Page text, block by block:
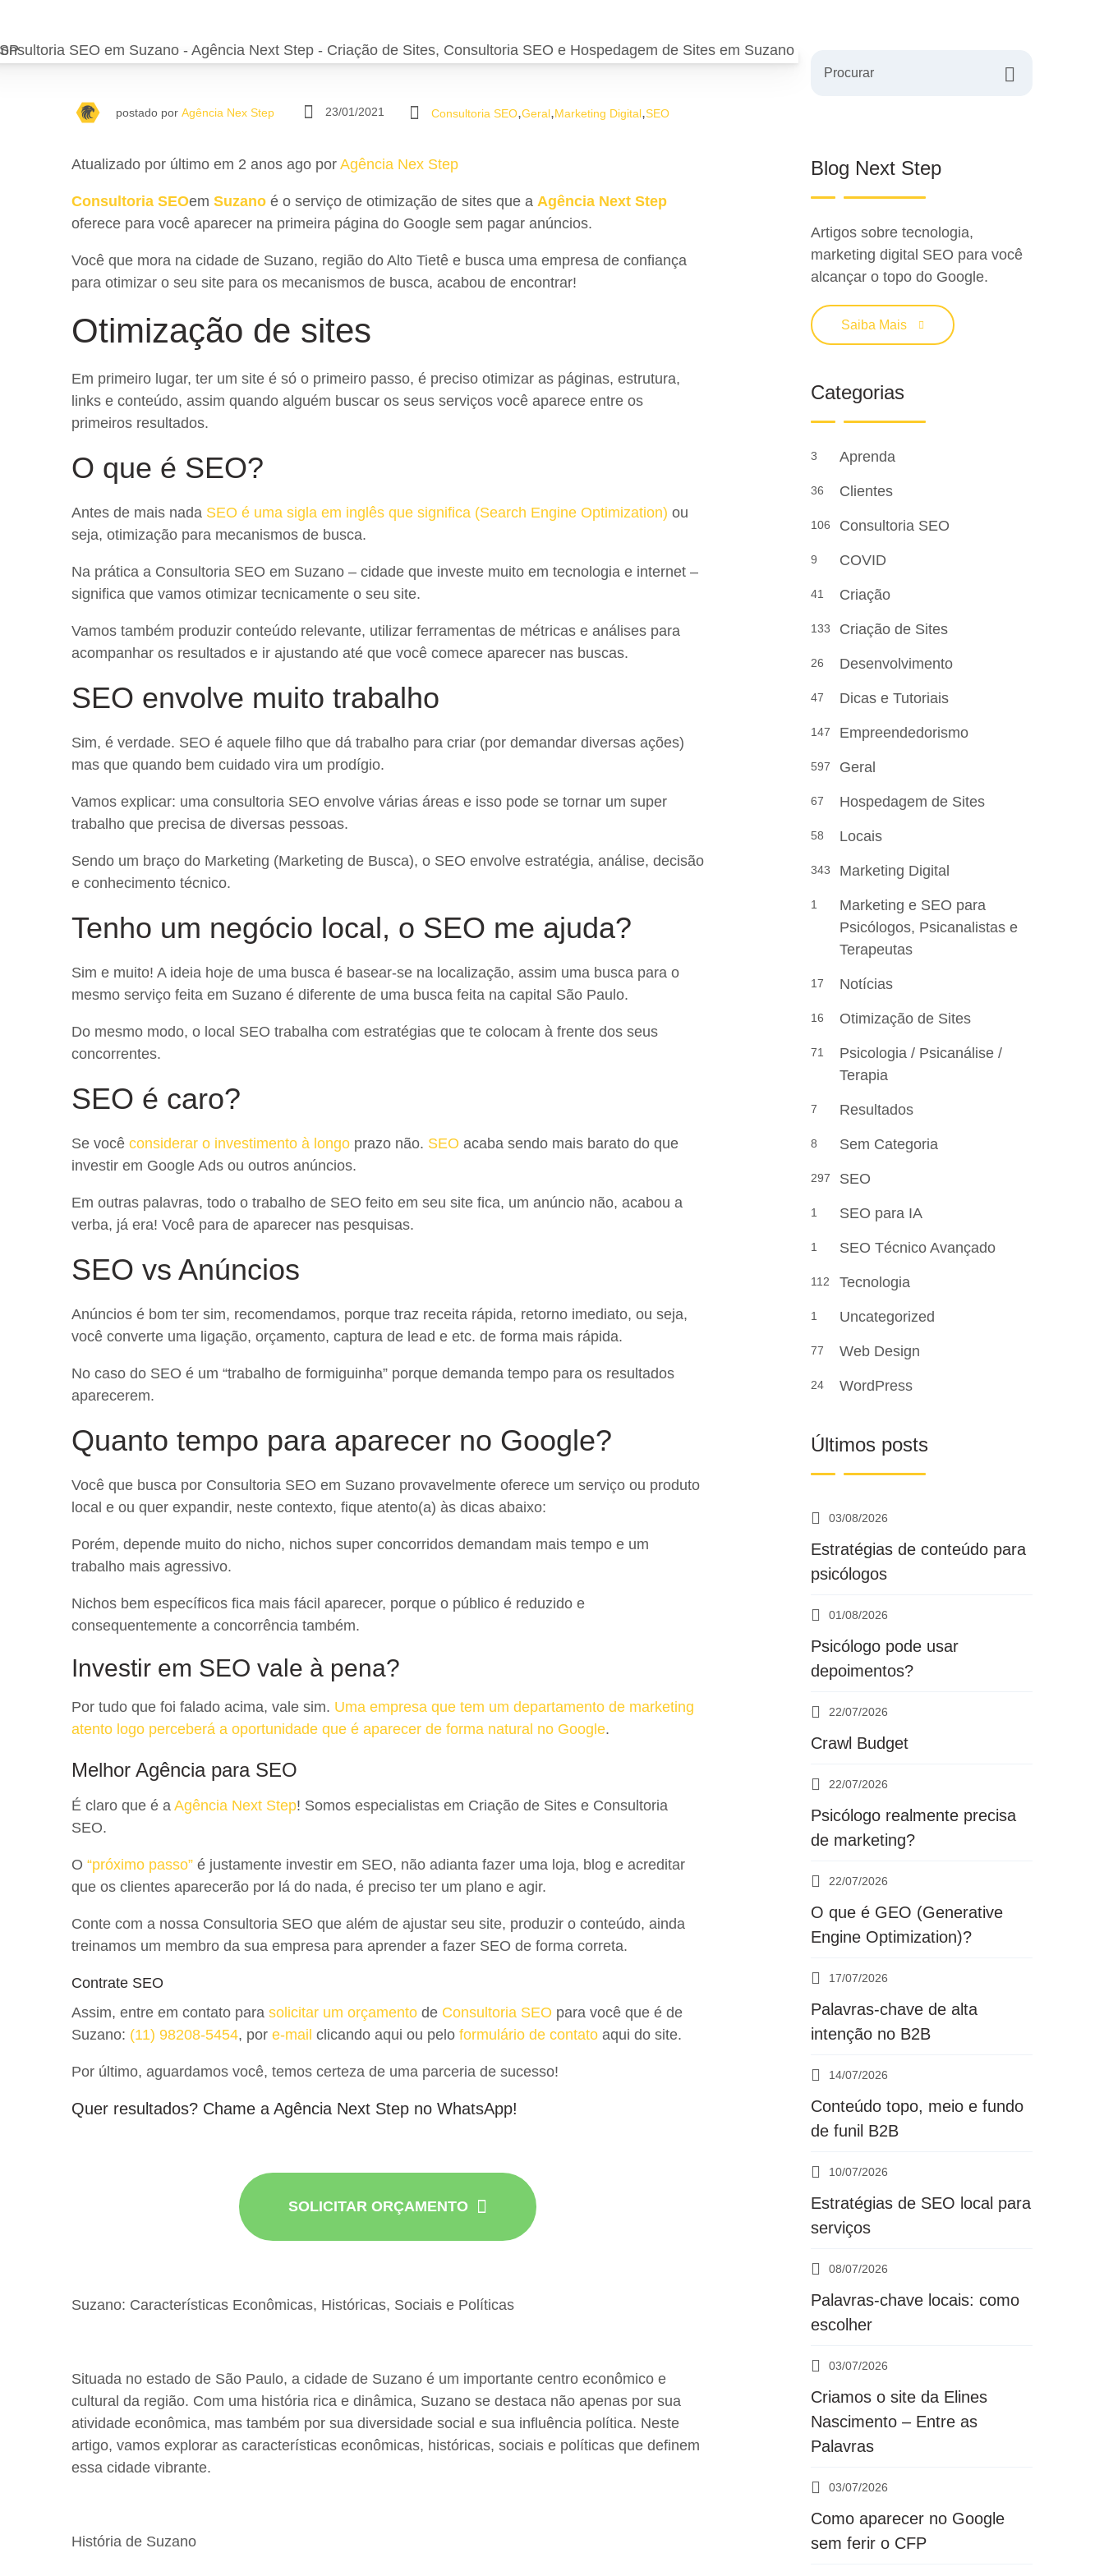
postado por Agência Nex Step 23/01/2021 Consultoria SEO,Geral,Marketing Digital,SEO
Atualizado por último em 2 anos ago por Agência Nex Step
Consultoria SEOem Suzano é o serviço de otimização de sites que a Agência Next Step
oferece para você aparecer na primeira página do Google sem pagar anúncios.
Você que mora na cidade de Suzano, região do Alto Tietê e busca uma empresa de confiança
para otimizar o seu site para os mecanismos de busca, acabou de encontrar!
Otimização de sites
Em primeiro lugar, ter um site é só o primeiro passo, é preciso otimizar as páginas, estrutura,
links e conteúdo, assim quando alguém buscar os seus serviços você aparece entre os
primeiros resultados.
O que é SEO?
Antes de mais nada SEO é uma sigla em inglês que significa (Search Engine Optimization) ou
seja, otimização para mecanismos de busca.
Na prática a Consultoria SEO em Suzano – cidade que investe muito em tecnologia e internet –
significa que vamos otimizar tecnicamente o seu site.
Vamos também produzir conteúdo relevante, utilizar ferramentas de métricas e análises para
acompanhar os resultados e ir ajustando até que você comece aparecer nas buscas.
SEO envolve muito trabalho
Sim, é verdade. SEO é aquele filho que dá trabalho para criar (por demandar diversas ações)
mas que quando bem cuidado vira um prodígio.
Vamos explicar: uma consultoria SEO envolve várias áreas e isso pode se tornar um super
trabalho que precisa de diversas pessoas.
Sendo um braço do Marketing (Marketing de Busca), o SEO envolve estratégia, análise, decisão
e conhecimento técnico.
Tenho um negócio local, o SEO me ajuda?
Sim e muito! A ideia hoje de uma busca é basear-se na localização, assim uma busca para o
mesmo serviço feita em Suzano é diferente de uma busca feita na capital São Paulo.
Do mesmo modo, o local SEO trabalha com estratégias que te colocam à frente dos seus
concorrentes.
SEO é caro?
Se você considerar o investimento à longo prazo não. SEO acaba sendo mais barato do que
investir em Google Ads ou outros anúncios.
Em outras palavras, todo o trabalho de SEO feito em seu site fica, um anúncio não, acabou a
verba, já era! Você para de aparecer nas pesquisas.
SEO vs Anúncios
Anúncios é bom ter sim, recomendamos, porque traz receita rápida, retorno imediato, ou seja,
você converte uma ligação, orçamento, captura de lead e etc. de forma mais rápida.
No caso do SEO é um “trabalho de formiguinha” porque demanda tempo para os resultados
aparecerem.
Quanto tempo para aparecer no Google?
Você que busca por Consultoria SEO em Suzano provavelmente oferece um serviço ou produto
local e ou quer expandir, neste contexto, fique atento(a) às dicas abaixo:
Porém, depende muito do nicho, nichos super concorridos demandam mais tempo e um
trabalho mais agressivo.
Nichos bem específicos fica mais fácil aparecer, porque o público é reduzido e
consequentemente a concorrência também.
Investir em SEO vale à pena?
Por tudo que foi falado acima, vale sim. Uma empresa que tem um departamento de marketing
atento logo perceberá a oportunidade que é aparecer de forma natural no Google.
Melhor Agência para SEO
É claro que é a Agência Next Step! Somos especialistas em Criação de Sites e Consultoria
SEO.
O “próximo passo” é justamente investir em SEO, não adianta fazer uma loja, blog e acreditar
que os clientes aparecerão por lá do nada, é preciso ter um plano e agir.
Conte com a nossa Consultoria SEO que além de ajustar seu site, produzir o conteúdo, ainda
treinamos um membro da sua empresa para aprender a fazer SEO de forma correta.
Contrate SEO
Assim, entre em contato para solicitar um orçamento de Consultoria SEO para você que é de
Suzano: (11) 98208-5454, por e-mail clicando aqui ou pelo formulário de contato aqui do site.
Por último, aguardamos você, temos certeza de uma parceria de sucesso!
Quer resultados? Chame a Agência Next Step no WhatsApp!
SOLICITAR ORÇAMENTO
Suzano: Características Econômicas, Históricas, Sociais e Políticas
Situada no estado de São Paulo, a cidade de Suzano é um importante centro econômico e
cultural da região. Com uma história rica e dinâmica, Suzano se destaca não apenas por sua
atividade econômica, mas também por sua diversidade social e sua influência política. Neste
artigo, vamos explorar as características econômicas, históricas, sociais e políticas que definem
essa cidade vibrante.
História de Suzano
Blog Next Step
Artigos sobre tecnologia,
marketing digital SEO para você
alcançar o topo do Google.
Saiba Mais
Categorias
3 Aprenda
36 Clientes
106 Consultoria SEO
9 COVID
41 Criação
133 Criação de Sites
26 Desenvolvimento
47 Dicas e Tutoriais
147 Empreendedorismo
597 Geral
67 Hospedagem de Sites
58 Locais
343 Marketing Digital
1
Marketing e SEO para
Psicólogos, Psicanalistas e
Terapeutas
17 Notícias
16 Otimização de Sites
71
Psicologia / Psicanálise /
Terapia
7 Resultados
8 Sem Categoria
297 SEO
1 SEO para IA
1 SEO Técnico Avançado
112 Tecnologia
1 Uncategorized
77 Web Design
24 WordPress
Últimos posts
03/08/2026
Estratégias de conteúdo para
psicólogos
01/08/2026
Psicólogo pode usar
depoimentos?
22/07/2026
Crawl Budget
22/07/2026
Psicólogo realmente precisa
de marketing?
22/07/2026
O que é GEO (Generative
Engine Optimization)?
17/07/2026
Palavras-chave de alta
intenção no B2B
14/07/2026
Conteúdo topo, meio e fundo
de funil B2B
10/07/2026
Estratégias de SEO local para
serviços
08/07/2026
Palavras-chave locais: como
escolher
03/07/2026
Criamos o site da Elines
Nascimento – Entre as
Palavras
03/07/2026
Como aparecer no Google
sem ferir o CFP